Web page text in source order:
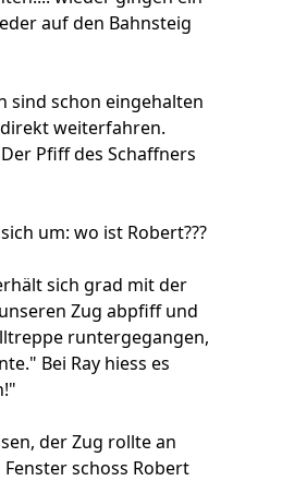
auf den Bahnsteig
sind schon eingehalten
weiterfahren.
Pfiff des Schaffners
um: wo ist Robert???
sich grad mit der
Zug abpfiff und
runtergegangen,
Bei Ray hiess es
der Zug rollte an
schoss Robert